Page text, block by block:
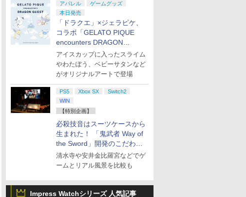
アパレル
ゲームグッズ
本日発売
「ドラクエ」×ジェラピケ、
コラボ「GELATO PIQUE
encounters DRAGON
QUEST」第2弾が本日発売
アイスカップに入ったスライム
やわたぼう、ベビーサタンなど
がオリジナルアートで登場
PS5 Xbox SX
Switch2
WIN
【特別企画】
必殺技音はスーツケースから
生まれた！ 「鬼武者 Way of
the Sword」開発のこだわり
を目撃！
清水寺や安井金比羅宮などでゲ
ームとリアル風景を比較も
Impress Watchシリーズ 人気記事